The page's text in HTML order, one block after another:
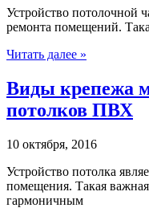
Устройство потолочной
ремонта помещений.
Читать далее »
Виды крепежа
потолков ПВХ
10 октября, 2016
Устройство потолка
помещения. Такая
гармоничным